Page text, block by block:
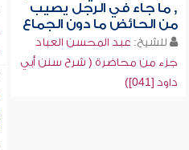
, ما جاء في الرجل يصيب
من الحائض ما دون الجماع
للشيخ: عبد المحسن العباد
جزء من محاضرة ( شرح سنن أبي
داود [041])